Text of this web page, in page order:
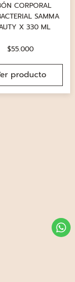
CORPORAL
SAMMA
X 330 ML
$55.000
producto